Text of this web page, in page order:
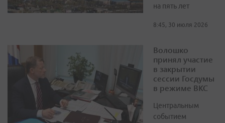
на пять лет
8:45, 30 июля 2026
Волошко
принял участие
в закрытии
сессии Госдумы
в режиме ВКС
Центральным
событием